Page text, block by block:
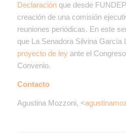
Declaraciónque desde
creación de una comisión
reuniones periódicas. En este
que La Senadora Silvina García
proyecto de leyante el
Convenio.
Contacto
Agustina Mozzoni, <